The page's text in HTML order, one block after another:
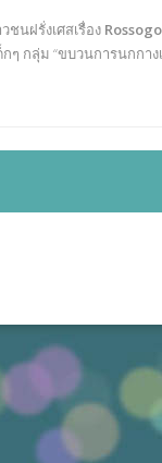
นฝรั่งเศสเรื่อง
ๆ กลุ่ม “ขบวนการนกกา